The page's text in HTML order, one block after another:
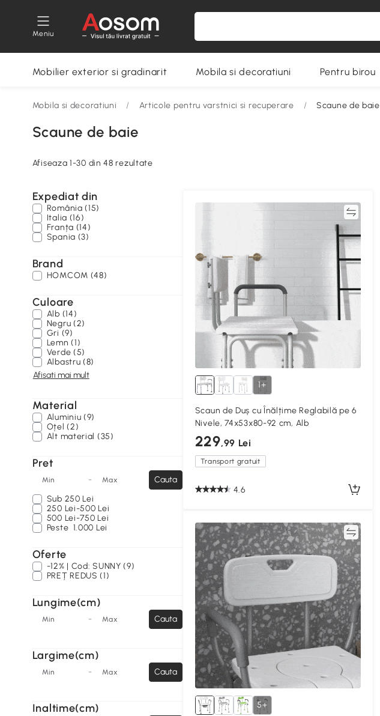
Meniu
Mobilier exterior si gradinarit Mobila si decoratiuni Pentru birou
Mobila si decoratiuni / Articole pentru varstnici si recuperare / Scaune de baie
Scaune de baie
Afiseaza 1-30 din 48 rezultate
Expediat din
România (15)
Italia (16)
Franța (14)
Spania (3)
Brand
HOMCOM (48)
Culoare
Alb (14)
Negru (2)
Gri (9)
Lemn (1)
Verde (5)
Albastru (8)
Afisati mai mult
Material
Aluminiu (9)
Oțel (2)
Alt material (35)
Pret
Min - Max
Cauta
Sub 250 Lei
250 Lei-500 Lei
500 Lei-750 Lei
Peste 1.000 Lei
Oferte
-12% | Cod: SUNNY (9)
PREȚ REDUS (1)
Lungime(cm)
Min - Max Cauta
Largime(cm)
Min - Max Cauta
Inaltime(cm)
1+
Scaun de Duș cu Înălțime Reglabilă pe 6
Nivele, 74x53x80-92 cm, Alb
229,99 Lei
Transport gratuit
4.6
Compară
5+